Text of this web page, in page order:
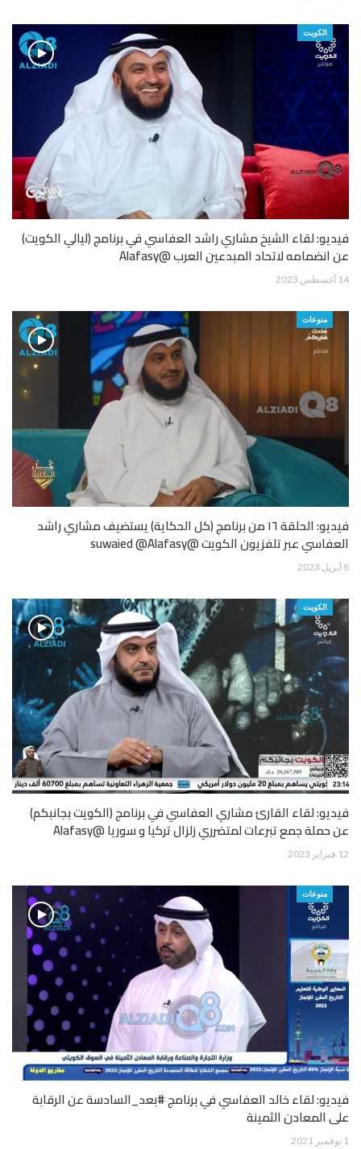
الكويت
فيديو: لقاء الشيخ مشاري راشد العفاسي في برنامج (ليالي الكويت)
عن انضمامه لاتحاد المبدعين العرب @Alafasy
14 أغسطس 2023
منوعات
فيديو: الحلقة ١٦ من برنامج (كل الحكاية) يستضيف مشاري راشد
العفاسي عبر تلفزيون الكويت @suwaied @Alafasy
8 أبريل 2023
الكويت
فيديو: لقاء القارئ مشاري العفاسي في برنامج (الكويت بجانبكم)
عن حملة جمع تبرعات لمتضرري زلزال تركيا و سوريا @Alafasy
12 فبراير 2023
منوعات
فيديو: لقاء خالد العفاسي في برنامج #بعد_السادسة عن الرقابة
على المعادن الثمينة
1 نوفمبر 2021